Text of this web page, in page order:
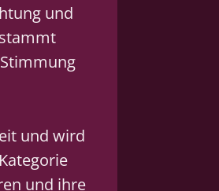
und
und wird
und ihre